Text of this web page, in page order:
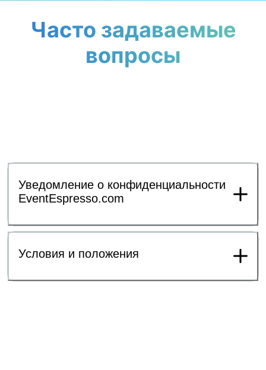
Часто задаваемые
вопросы
Уведомление о конфиденциальности
EventEspresso.com
Условия и положения